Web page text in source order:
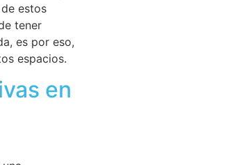
estos
tener
es por eso,
espacios.
en